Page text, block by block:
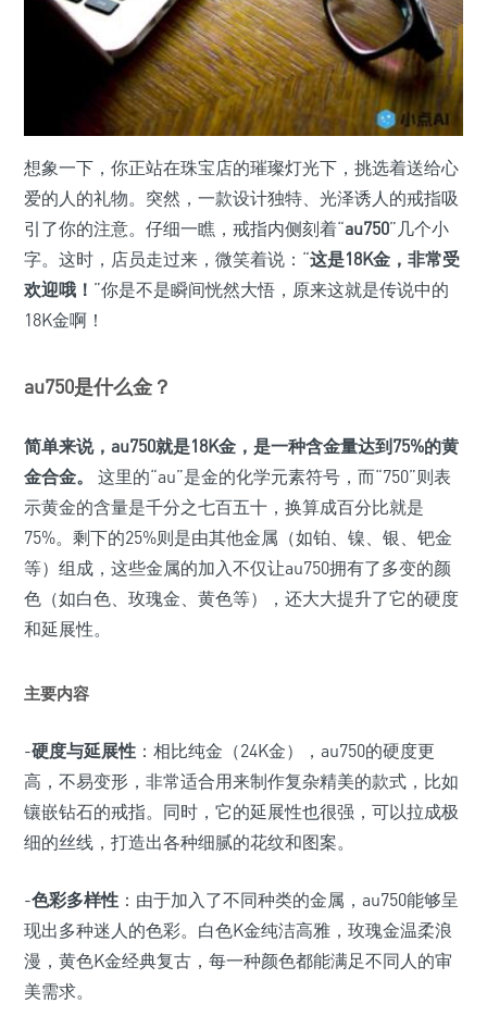
想象一下，你正站在珠宝店的璀璨灯光下，挑选着送给心
爱的人的礼物。突然，一款设计独特、光泽诱人的戒指吸
引了你的注意。仔细一瞧，戒指内侧刻着“au750”几个小
字。这时，店员走过来，微笑着说：“这是18K金，非常受
欢迎哦！ ”你是不是瞬间恍然大悟，原来这就是传说中的
18K金啊！
au750是什么金？
简单来说，au750就是18K金，是一种含金量达到75%的黄
金合金。
这里的“au”是金的化学元素符号，而“750”则表
示黄金的含量是千分之七百五十，换算成百分比就是
75%。剩下的25%则是由其他金属（如铂、镍、银、钯金
等）组成，这些金属的加入不仅让au750拥有了多变的颜
色（如白色、玫瑰金、黄色等），还大大提升了它的硬度
和延展性。
主要内容
-硬度与延展性 ：相比纯金（24K金），au750的硬度更
高，不易变形，非常适合用来制作复杂精美的款式，比如
镶嵌钻石的戒指。同时，它的延展性也很强，可以拉成极
细的丝线，打造出各种细腻的花纹和图案。
-色彩多样性 ：由于加入了不同种类的金属，au750能够呈
现出多种迷人的色彩。白色K金纯洁高雅，玫瑰金温柔浪
漫，黄色K金经典复古，每一种颜色都能满足不同人的审
美需求。